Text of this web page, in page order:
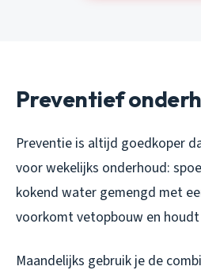
Preventief
Preventie is altijd goedkoper
voor wekelijks onderhoud:
kokend water gemengd met
voorkomt vetopbouw en
Maandelijks gebruik je de